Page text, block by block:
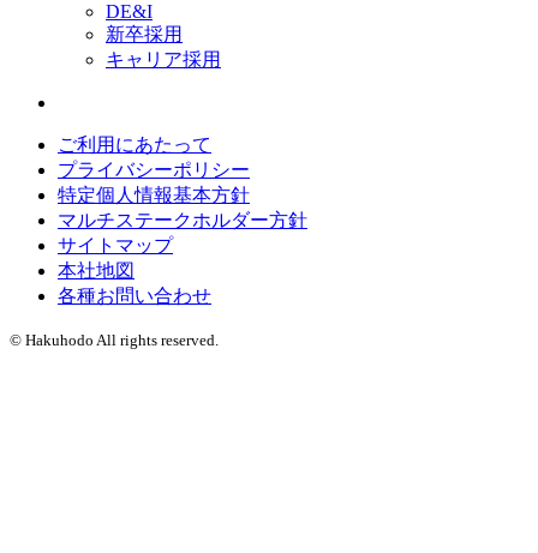
DE&I
新卒採用
キャリア採用
ご利用にあたって
プライバシーポリシー
特定個人情報基本方針
マルチステークホルダー方針
サイトマップ
本社地図
各種お問い合わせ
© Hakuhodo All rights reserved.